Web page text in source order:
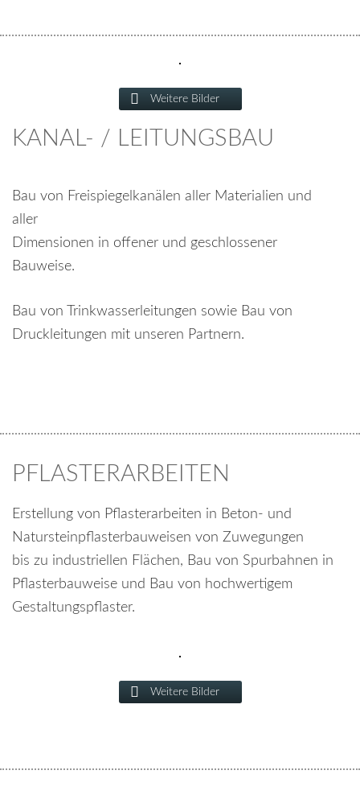
Weitere Bilder
KANAL- / LEITUNGSBAU
Bau von Freispiegelkanälen aller Materialien und
aller
Dimensionen in offener und geschlossener
Bauweise.
Bau von Trinkwasserleitungen sowie Bau von
Druckleitungen mit unseren Partnern.
PFLASTERARBEITEN
Erstellung von Pflasterarbeiten in Beton- und
Natursteinpflasterbauweisen von Zuwegungen
bis zu industriellen Flächen, Bau von Spurbahnen in
Pflasterbauweise und Bau von hochwertigem
Gestaltungspflaster.
Weitere Bilder